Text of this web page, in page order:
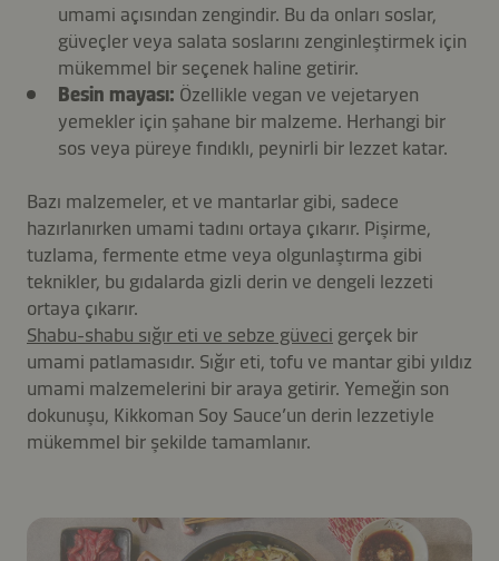
umami açısından zengindir. Bu da onları soslar,
güveçler veya salata soslarını zenginleştirmek için
mükemmel bir seçenek haline getirir.
Besin mayası: Özellikle vegan ve vejetaryen
yemekler için şahane bir malzeme. Herhangi bir
sos veya püreye fındıklı, peynirli bir lezzet katar.
Bazı malzemeler, et ve mantarlar gibi, sadece
hazırlanırken umami tadını ortaya çıkarır. Pişirme,
tuzlama, fermente etme veya olgunlaştırma gibi
teknikler, bu gıdalarda gizli derin ve dengeli lezzeti
ortaya çıkarır.
Shabu-shabu sığır eti ve sebze güveci gerçek bir
umami patlamasıdır. Sığır eti, tofu ve mantar gibi yıldız
umami malzemelerini bir araya getirir. Yemeğin son
dokunuşu, Kikkoman Soy Sauce’un derin lezzetiyle
mükemmel bir şekilde tamamlanır.